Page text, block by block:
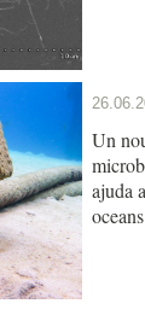
Un
ajuda
oceans